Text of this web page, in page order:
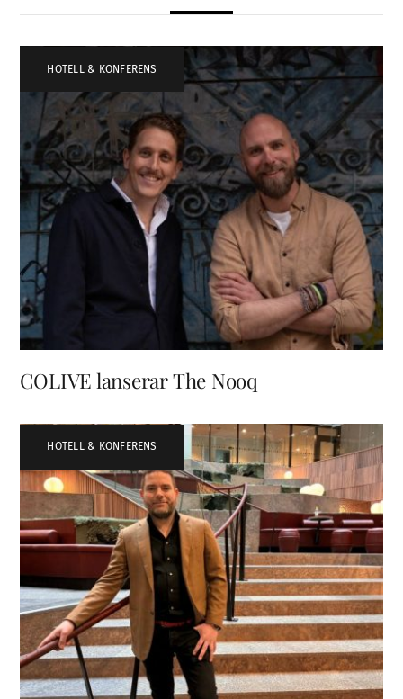
HOTELL & KONFERENS
COLIVE lanserar The Nooq
HOTELL & KONFERENS